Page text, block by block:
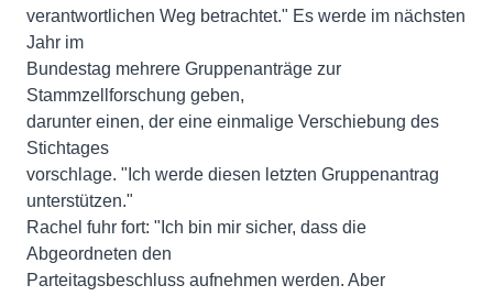
verantwortlichen Weg betrachtet." Es werde im nächsten
Jahr im
Bundestag mehrere Gruppenanträge zur
Stammzellforschung geben,
darunter einen, der eine einmalige Verschiebung des
Stichtages
vorschlage. "Ich werde diesen letzten Gruppenantrag
unterstützen."
Rachel fuhr fort: "Ich bin mir sicher, dass die
Abgeordneten den
Parteitagsbeschluss aufnehmen werden. Aber